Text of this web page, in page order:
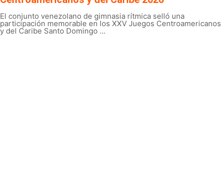
El conjunto venezolano de gimnasia rítmica selló una
participación memorable en los XXV Juegos Centroamericanos
y del Caribe Santo Domingo ...